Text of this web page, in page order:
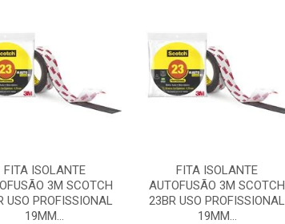
FITA ISOLANTE
3M SCOTCH
USO PROFISSIONAL
19MM...
FITA ISOLANTE
AUTOFUSÃO 3M SCOTCH
23BR USO PROFISSIONAL
19MM...